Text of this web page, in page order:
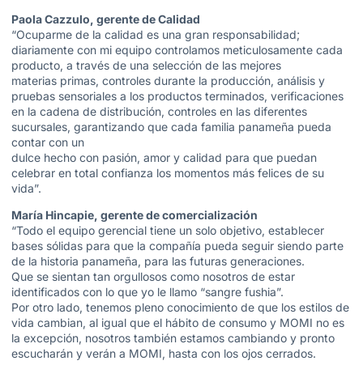
Paola Cazzulo, gerente de Calidad
“Ocuparme de la calidad es una gran responsabilidad;
diariamente con mi equipo controlamos meticulosamente cada
producto, a través de una selección de las mejores
materias primas, controles durante la producción, análisis y
pruebas sensoriales a los productos terminados, verificaciones
en la cadena de distribución, controles en las diferentes
sucursales, garantizando que cada familia panameña pueda
contar con un
dulce hecho con pasión, amor y calidad para que puedan
celebrar en total confianza los momentos más felices de su
vida”.
María Hincapie, gerente de comercialización
“Todo el equipo gerencial tiene un solo objetivo, establecer
bases sólidas para que la compañía pueda seguir siendo parte
de la historia panameña, para las futuras generaciones.
Que se sientan tan orgullosos como nosotros de estar
identificados con lo que yo le llamo “sangre fushia”.
Por otro lado, tenemos pleno conocimiento de que los estilos de
vida cambian, al igual que el hábito de consumo y MOMI no es
la excepción, nosotros también estamos cambiando y pronto
escucharán y verán a MOMI, hasta con los ojos cerrados.